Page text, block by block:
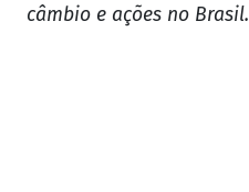
câmbio e ações no Brasil.